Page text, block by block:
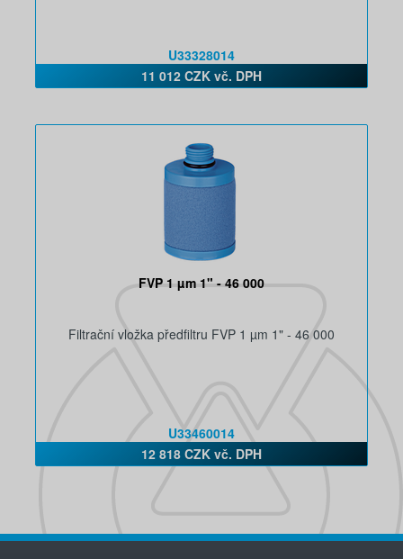
U33328014
11 012 CZK vč. DPH
FVP 1 µm 1" - 46 000
Filtrační vložka předfiltru FVP 1 µm 1" - 46 000
U33460014
12 818 CZK vč. DPH